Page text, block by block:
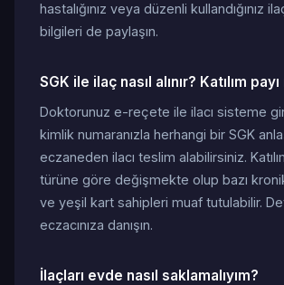
hastalığınız veya düzenli kullandığınız
bilgileri de paylaşın.
SGK ile ilaç nasıl alınır? Katılım
Doktorunuz e-reçete ile ilacı sisteme
kimlik numaranızla herhangi bir SGK
eczaneden ilacı teslim alabilirsiniz.
türüne göre değişmekte olup bazı
ve yeşil kart sahipleri muaf tutulabilir.
eczacınıza danışın.
İlaçları evde nasıl saklamalıyım?